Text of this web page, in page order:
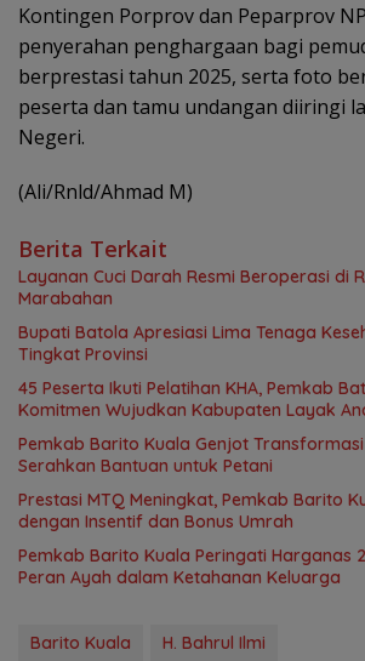
Kontingen Porprov dan Peparprov
penyerahan penghargaan bagi
berprestasi tahun 2025, serta foto
peserta dan tamu undangan diiringi
Negeri.
(Ali/Rnld/Ahmad M)
Berita Terkait
Layanan Cuci Darah Resmi Beroperasi di
Marabahan
Bupati Batola Apresiasi Lima Tenaga
Tingkat Provinsi
45 Peserta Ikuti Pelatihan KHA, Pemkab
Komitmen Wujudkan Kabupaten Layak
Pemkab Barito Kuala Genjot
Serahkan Bantuan untuk Petani
Prestasi MTQ Meningkat, Pemkab Barito
dengan Insentif dan Bonus Umrah
Pemkab Barito Kuala Peringati Harganas
Peran Ayah dalam Ketahanan Keluarga
Barito Kuala H. Bahrul Ilmi